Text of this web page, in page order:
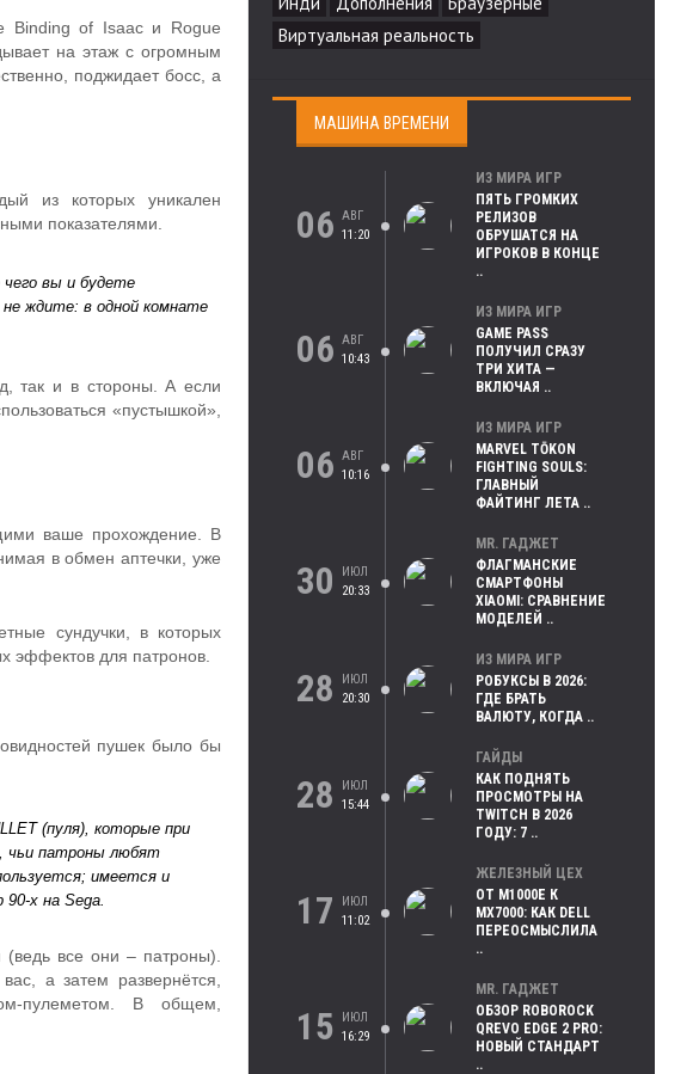
Binding of Isaac и Rogue
на этаж с огромным
поджидает босс, а
из которых уникален
показателями.
чего вы и будете
не ждите: в одной комнате
так и в стороны. А если
«пустышкой»,
ваше прохождение. В
в обмен аптечки, уже
сундучки, в которых
эффектов для патронов.
пушек было бы
(пуля), которые при
чьи патроны любят
имеется и
х на Sega.
(ведь все они – патроны).
а затем развернётся,
пулеметом. В общем,
Виртуальная реальность
МАШИНА ВРЕМЕНИ
06 АВГ
11:20
ИЗ МИРА ИГР
ПЯТЬ ГРОМКИХ
РЕЛИЗОВ
ОБРУШАТСЯ НА
ИГРОКОВ В КОНЦЕ
..
06 АВГ
10:43
ИЗ МИРА ИГР
GAME PASS
ПОЛУЧИЛ СРАЗУ
ТРИ ХИТА —
ВКЛЮЧАЯ ..
06 АВГ
10:16
ИЗ МИРА ИГР
MARVEL TŌKON
FIGHTING SOULS:
ГЛАВНЫЙ
ФАЙТИНГ ЛЕТА ..
30
ИЮЛ
20:33
MR. ГАДЖЕТ
ФЛАГМАНСКИЕ
СМАРТФОНЫ
XIAOMI: СРАВНЕНИЕ
МОДЕЛЕЙ ..
28
ИЮЛ
20:30
ИЗ МИРА ИГР
РОБУКСЫ В 2026:
ГДЕ БРАТЬ
ВАЛЮТУ, КОГДА ..
28
ИЮЛ
15:44
ГАЙДЫ
КАК ПОДНЯТЬ
ПРОСМОТРЫ НА
TWITCH В 2026
ГОДУ: 7 ..
17
ИЮЛ
11:02
ЖЕЛЕЗНЫЙ ЦЕХ
ОТ M1000E К
MX7000: КАК DELL
ПЕРЕОСМЫСЛИЛА
..
15
ИЮЛ
16:29
MR. ГАДЖЕТ
ОБЗОР ROBOROCK
QREVO EDGE 2 PRO:
НОВЫЙ СТАНДАРТ
..